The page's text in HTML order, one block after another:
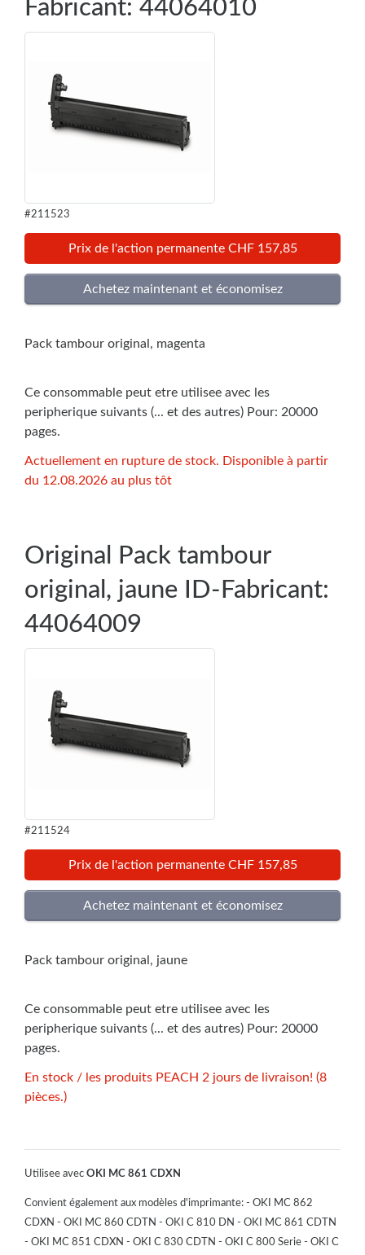
Fabricant: 44064010
#211523
Prix de l'action permanente CHF 157,85
Pack tambour original, magenta
Ce consommable peut etre utilisee avec les
peripherique suivants (... et des autres) Pour: 20000
pages.
Actuellement en rupture de stock. Disponible à partir
du 12.08.2026 au plus tôt
Original Pack tambour
original, jaune ID-Fabricant:
44064009
#211524
Prix de l'action permanente CHF 157,85
Pack tambour original, jaune
Ce consommable peut etre utilisee avec les
peripherique suivants (... et des autres) Pour: 20000
pages.
En stock / les produits PEACH 2 jours de livraison! (8
pièces.)
Utilisee avec OKI MC 861 CDXN
Convient également aux modèles d'imprimante: - OKI MC 862
CDXN - OKI MC 860 CDTN - OKI C 810 DN - OKI MC 861 CDTN
- OKI MC 851 CDXN - OKI C 830 CDTN - OKI C 800 Serie - OKI C